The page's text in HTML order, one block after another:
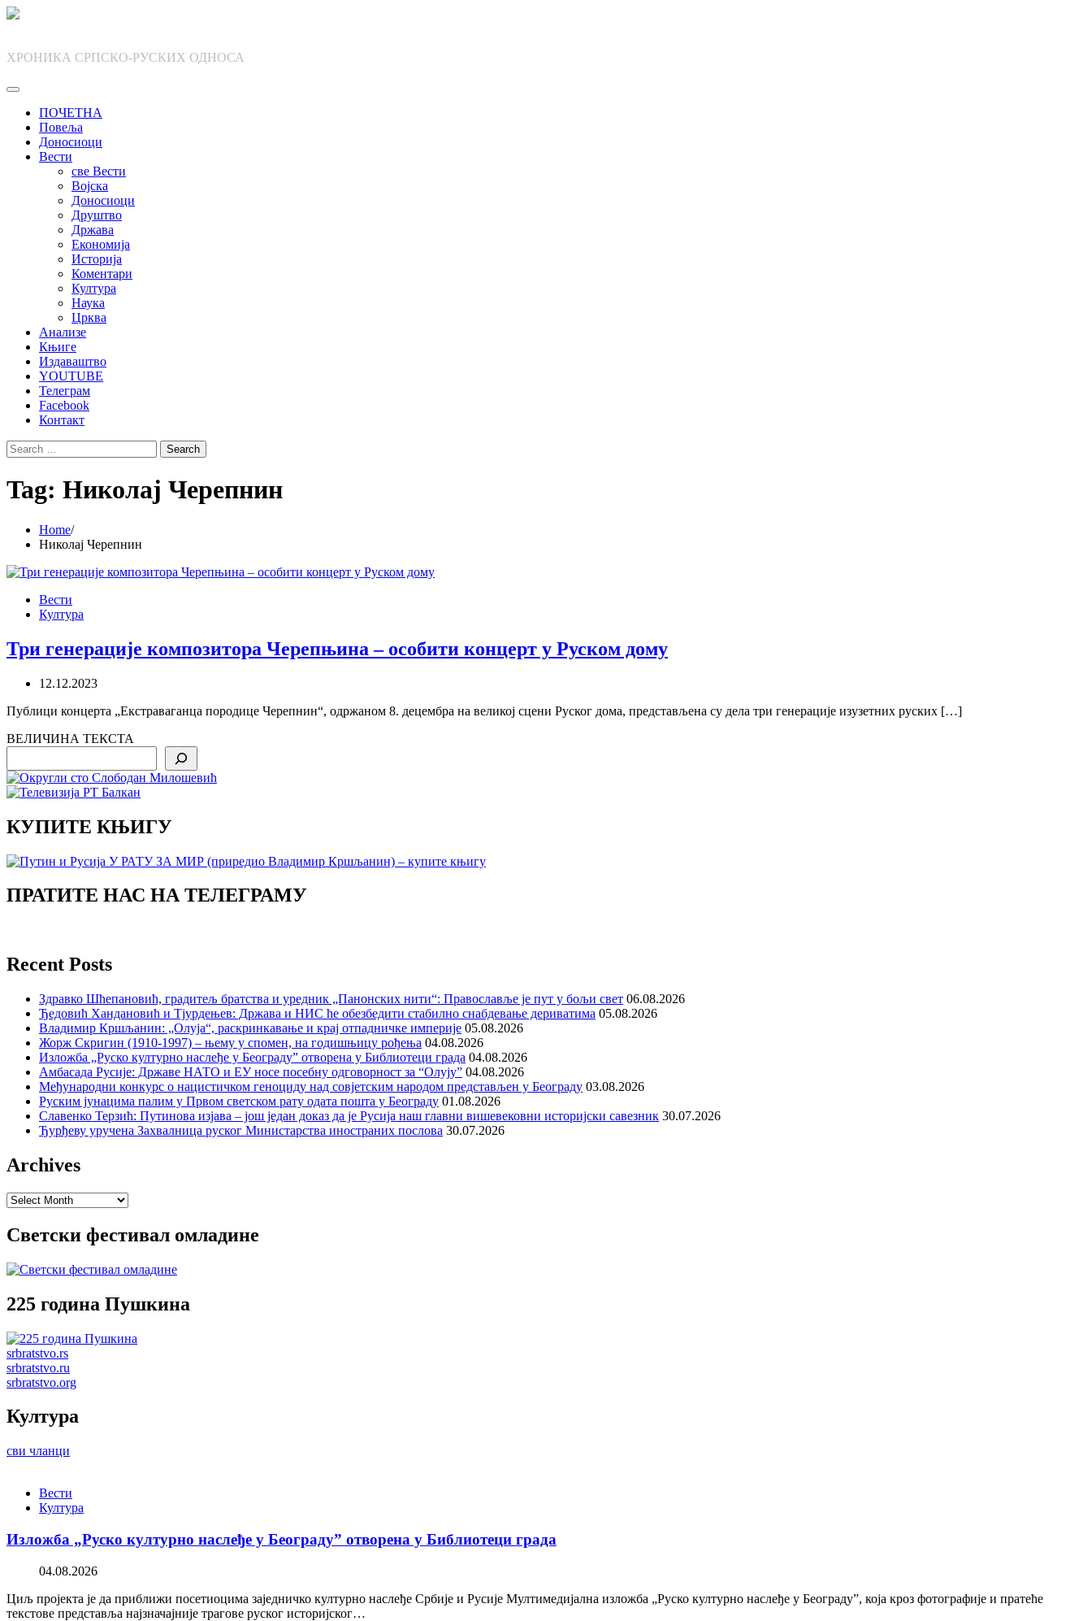
Skip
ХРОНИКА СРПСКО-РУСКИХ ОДНОСА
ПОЧЕТНА
Повеља
Доносиоци
Вести
све Вести
Војска
Доносиоци
Друштво
Држава
Економија
Историја
Коментари
Култура
Наука
Црква
Анализе
Књиге
Издаваштво
YOUTUBE
Телеграм
Facebook
Контакт
Search
for:
Tag: Николај Черепнин
Home
Николај Черепнин
Вести
Култура
Три генерације композитора Черепњина – особити концерт у Руском дому
12.12.2023
Публици концерта „Екстраваганца породице Черепнин“, одржаном 8. децембра на великој сцени Руског дома, представљена су дела три генерације изузетних руских […]
ВЕЛИЧИНА ТЕКСТА
КУПИТЕ КЊИГУ
ПРАТИТЕ НАС НА ТЕЛЕГРАМУ
Recent Posts
Здравко Шћепановић, градитељ братства и уредник „Панонских нити“: Православље је пут у бољи свет 06.08.2026
Ђедовић Хандановић и Тјурдењев: Држава и НИС ће обезбедити стабилно снабдевање дериватима 05.08.2026
Владимир Кршљанин: „Олуја“, раскринкавање и крај отпадничке империје 05.08.2026
Жорж Скригин (1910-1997) – њему у спомен, на годишњицу рођења 04.08.2026
Изложба „Руско културно наслеђе у Београду” отворена у Библиотеци града 04.08.2026
Амбасада Русије: Државе НАТО и ЕУ носе посебну одговорност за “Олују” 04.08.2026
Међународни конкурс о нацистичком геноциду над совјетским народом представљен у Београду 03.08.2026
Руским јунацима палим у Првом светском рату одата пошта у Београду 01.08.2026
Славенко Терзић: Путинова изјава – још један доказ да је Русија наш главни вишевековни историјски савезник 30.07.2026
Ђурђеву уручена Захвалница руског Министарства иностраних послова 30.07.2026
Archives
Archives
Светски фестивал омладине
225 година Пушкина
srbratstvo.rs
srbratstvo.ru
srbratstvo.org
Култура
сви чланци
Вести
Култура
Изложба „Руско културно наслеђе у Београду” отворена у Библиотеци града
04.08.2026
Циљ пројекта је да приближи посетиоцима заједничко културно наслеђе Србије и Русије Мултимедијална изложба „Руско културно наслеђе у Београду”, која кроз фотографије и пратеће
текстове представља најзначајније трагове руског историјског…